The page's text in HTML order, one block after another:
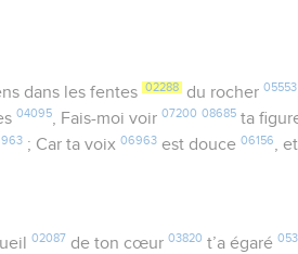
dans les fentes 02288 du rocher 05553
04095, Fais-moi voir07200 08685 ta
; Car ta voix06963 est douce06156,
02087 de ton cœur 03820 t’a égaré